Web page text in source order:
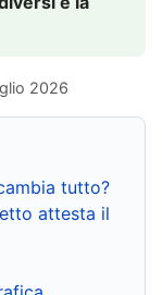
2026
tutto?
attesta il